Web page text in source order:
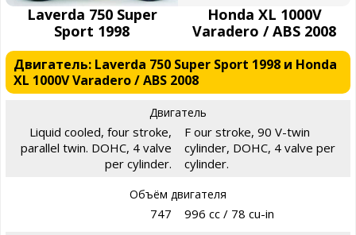
Laverda 750 Super
Sport 1998
Honda XL 1000V
Varadero / ABS 2008
Двигатель: Laverda 750 Super Sport 1998 и Honda
XL 1000V Varadero / ABS 2008
Двигатель
Liquid cooled, four stroke,
parallel twin. DOHC, 4 valve
per cylinder.
F our stroke, 90 V-twin
cylinder, DOHC, 4 valve per
cylinder.
Объём двигателя
747 996 cc / 78 cu-in